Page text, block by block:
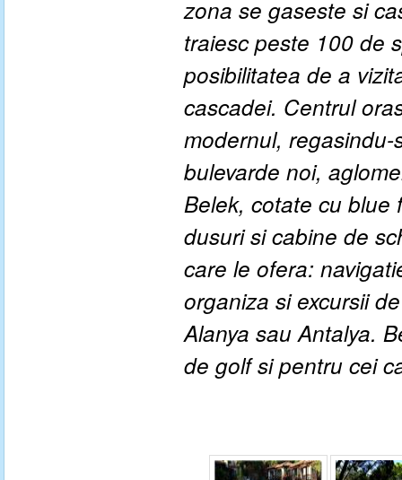
zona se gaseste si
traiesc peste 100 de
posibilitatea de a
cascadei. Centrul
modernul,
bulevarde noi,
Belek, cotate cu blue
dusuri si cabine de
care le ofera:
organiza si excursii
Alanya sau Antalya.
de golf si pentru cei